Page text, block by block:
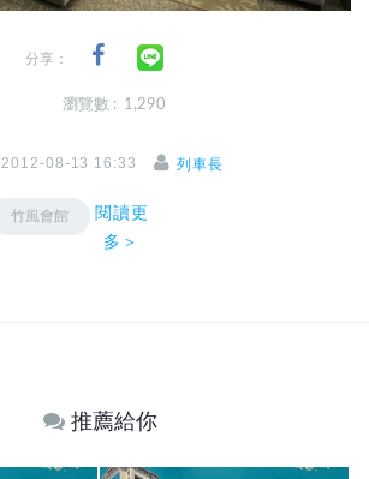
分享：
瀏覽數 : 1,290
2012-08-13 16:33 列車長
竹風會館
閱讀更
多＞
推薦給你